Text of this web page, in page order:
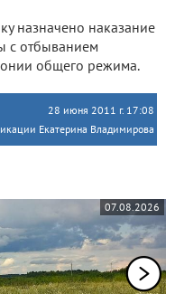
назначено наказание
с отбыванием
общего режима.
28 июня 2011 г. 17:08
Екатерина Владимирова
07.08.2026